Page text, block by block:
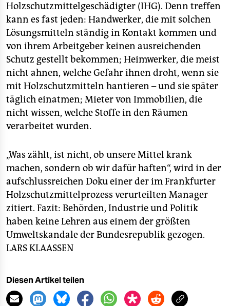
Holzschutzmittelgeschädigter (IHG). Denn treffen
kann es fast jeden: Handwerker, die mit solchen
Lösungsmitteln ständig in Kontakt kommen und
von ihrem Arbeitgeber keinen ausreichenden
Schutz gestellt bekommen; Heimwerker, die meist
nicht ahnen, welche Gefahr ihnen droht, wenn sie
mit Holzschutzmitteln hantieren – und sie später
täglich einatmen; Mieter von Immobilien, die
nicht wissen, welche Stoffe in den Räumen
verarbeitet wurden.
„Was zählt, ist nicht, ob unsere Mittel krank
machen, sondern ob wir dafür haften“, wird in der
aufschlussreichen Doku einer der im Frankfurter
Holzschutzmittelprozess verurteilten Manager
zitiert. Fazit: Behörden, Industrie und Politik
haben keine Lehren aus einem der größten
Umweltskandale der Bundesrepublik gezogen.
LARS KLAASSEN
Diesen Artikel teilen